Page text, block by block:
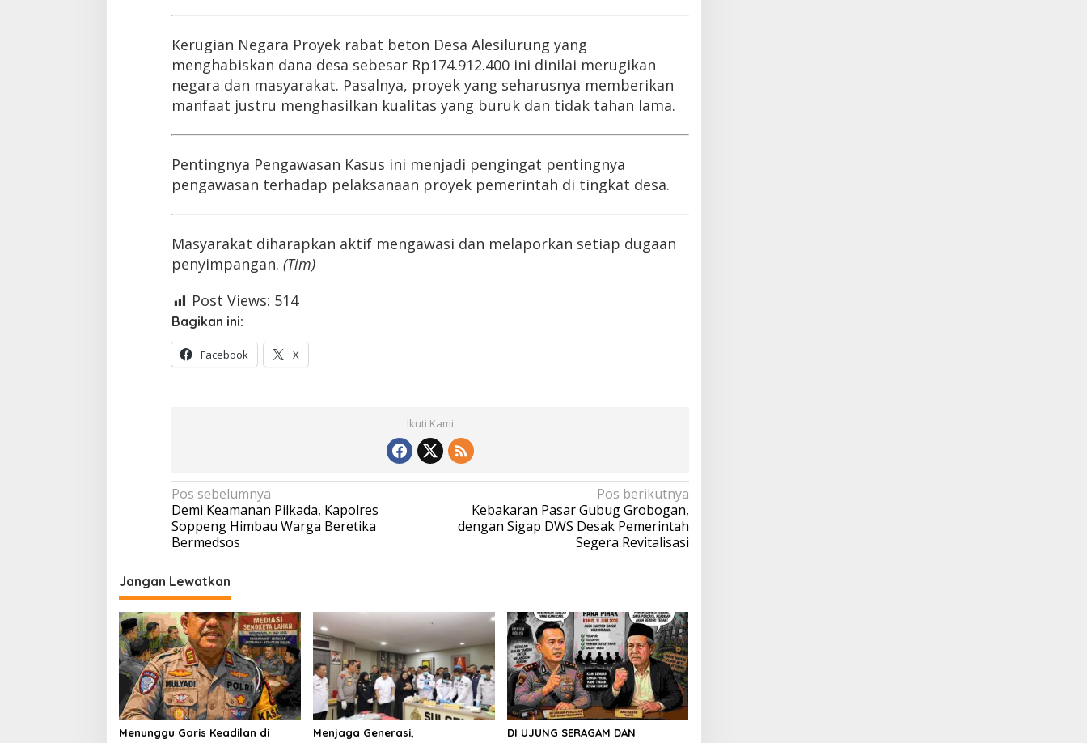
Kerugian Negara Proyek rabat beton Desa Alesilurung yang
menghabiskan dana desa sebesar Rp174.912.400 ini dinilai merugikan
negara dan masyarakat. Pasalnya, proyek yang seharusnya memberikan
manfaat justru menghasilkan kualitas yang buruk dan tidak tahan lama.
Pentingnya Pengawasan Kasus ini menjadi pengingat pentingnya
pengawasan terhadap pelaksanaan proyek pemerintah di tingkat desa.
Masyarakat diharapkan aktif mengawasi dan melaporkan setiap dugaan
penyimpangan. (Tim)
Post Views: 514
Bagikan ini:
Facebook X
Ikuti Kami
Navigasi
pos
Pos sebelumnya
Demi Keamanan Pilkada, Kapolres
Soppeng Himbau Warga Beretika
Bermedsos
Pos berikutnya
Kebakaran Pasar Gubug Grobogan,
dengan Sigap DWS Desak Pemerintah
Segera Revitalisasi
Jangan Lewatkan
Menunggu Garis Keadilan di
Menjaga Generasi,
DI UJUNG SERAGAM DAN